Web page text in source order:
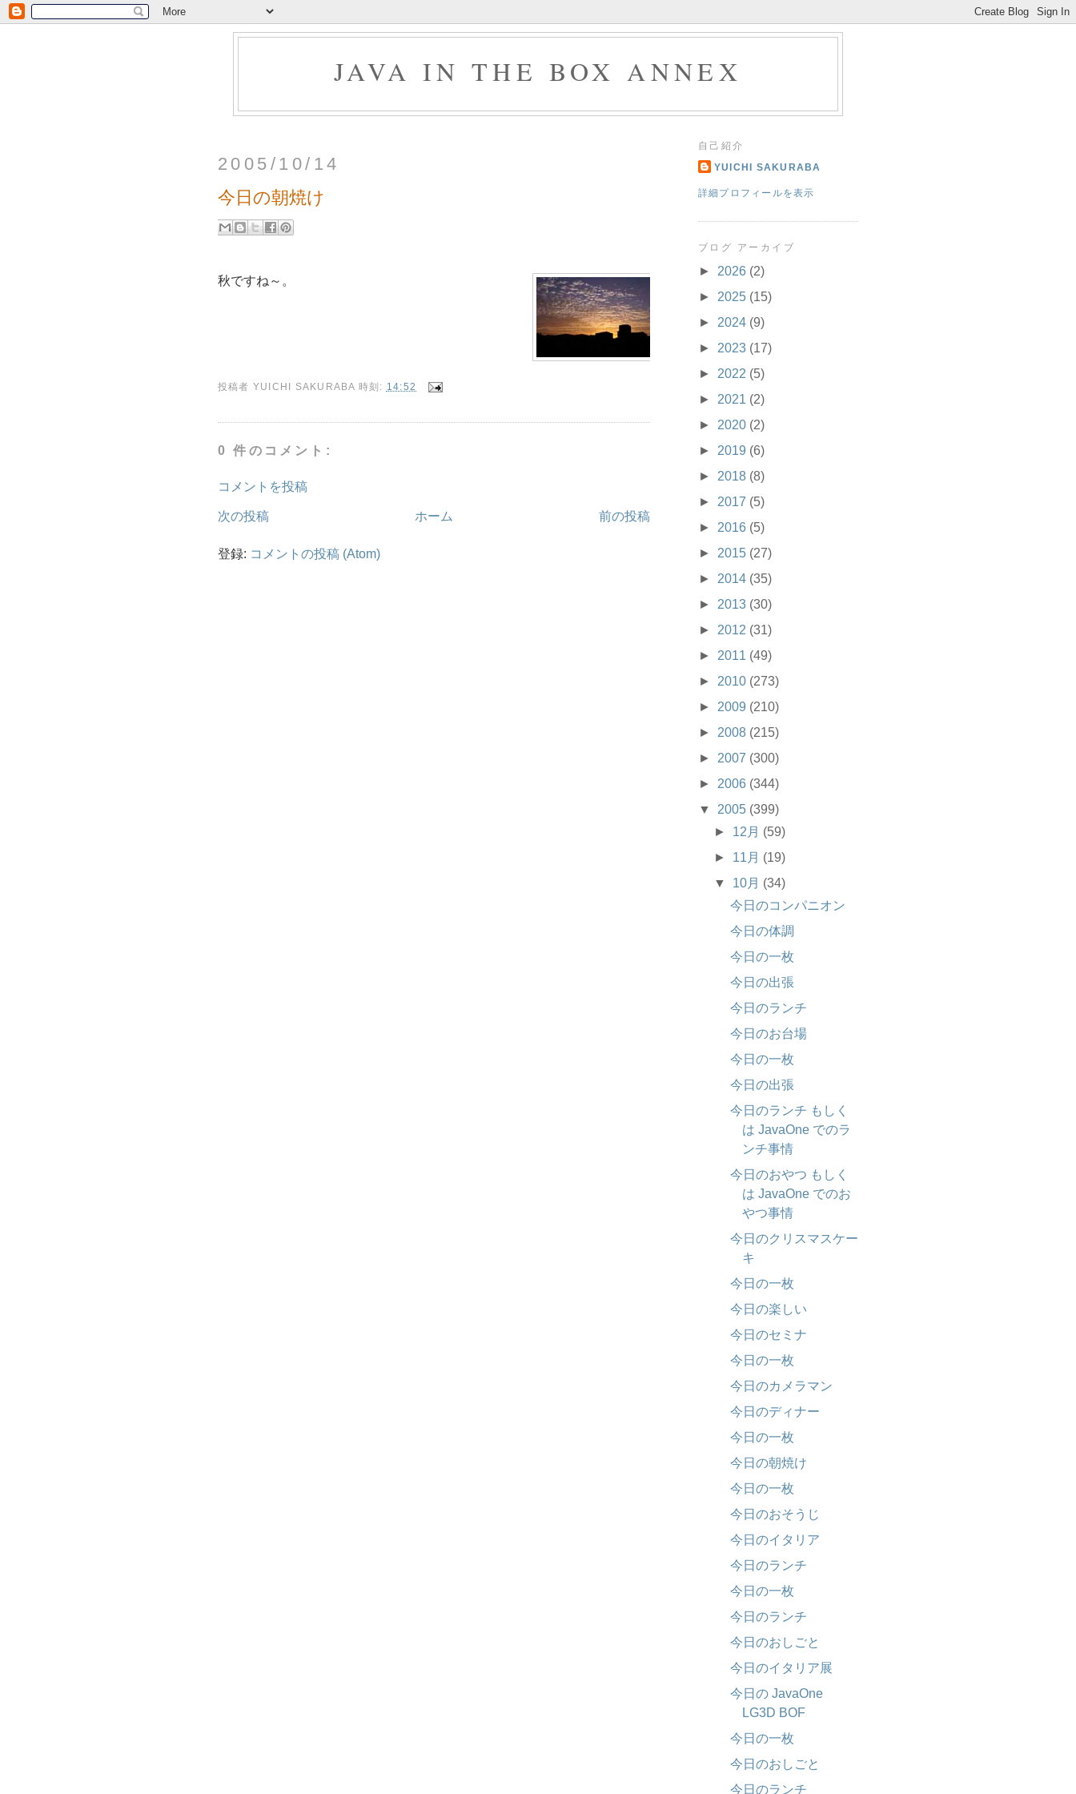
JAVA IN THE BOX ANNEX
2005/10/14
今日の朝焼け
秋ですね～。
投稿者 YUICHI SAKURABA 時刻: 14:52
0 件のコメント:
コメントを投稿
次の投稿 前の投稿
ホーム
登録: コメントの投稿 (Atom)
自己紹介
YUICHI SAKURABA
詳細プロフィールを表示
ブログ アーカイブ
► 2026 (2)
► 2025 (15)
► 2024 (9)
► 2023 (17)
► 2022 (5)
► 2021 (2)
► 2020 (2)
► 2019 (6)
► 2018 (8)
► 2017 (5)
► 2016 (5)
► 2015 (27)
► 2014 (35)
► 2013 (30)
► 2012 (31)
► 2011 (49)
► 2010 (273)
► 2009 (210)
► 2008 (215)
► 2007 (300)
► 2006 (344)
▼ 2005 (399)
► 12月 (59)
► 11月 (19)
▼ 10月 (34)
今日のコンパニオン
今日の体調
今日の一枚
今日の出張
今日のランチ
今日のお台場
今日の一枚
今日の出張
今日のランチ もしく
は JavaOne でのラ
ンチ事情
今日のおやつ もしく
は JavaOne でのお
やつ事情
今日のクリスマスケー
キ
今日の一枚
今日の楽しい
今日のセミナ
今日の一枚
今日のカメラマン
今日のディナー
今日の一枚
今日の朝焼け
今日の一枚
今日のおそうじ
今日のイタリア
今日のランチ
今日の一枚
今日のランチ
今日のおしごと
今日のイタリア展
今日の JavaOne
LG3D BOF
今日の一枚
今日のおしごと
今日のランチ